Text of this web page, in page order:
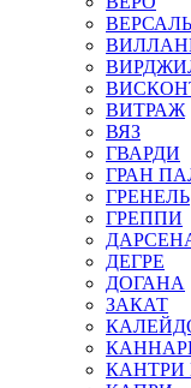
ВЕРСАЛЬ
ВИТРАЖ
ВЯЗ
ГВАРДИ
ГРАН
ГРЕНЕЛЬ
ГРЕППИ
ДЕГРЕ
ДОГАНА
ЗАКАТ